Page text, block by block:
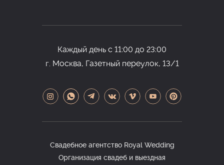
Каждый день с 11:00 до 23:00
г. Москва, Газетный переулок, 13/1
Свадебное агентство Royal Wedding
Организация свадеб и выездная